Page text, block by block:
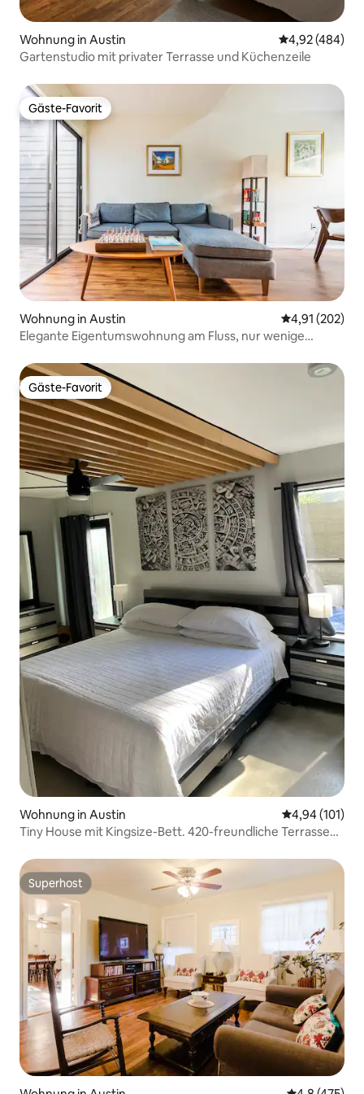
Wohnung in Austin
4,92 (484)
Gartenstudio mit privater Terrasse und Küchenzeile
Gäste-Favorit
Gäste-Favorit
Wohnung in Austin
4,91 (202)
Elegante Eigentumswohnung am Fluss, nur wenige
Gäste-Favorit
Gäste-Favorit
Wohnung in Austin
4,94 (101)
Tiny House mit Kingsize-Bett. 420-freundliche Terrasse
Superhost
Superhost